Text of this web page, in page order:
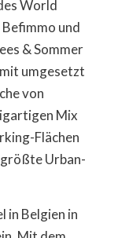
World
und
& Sommer
umgesetzt
von
Mix
Flächen
Urban-
in Belgien in